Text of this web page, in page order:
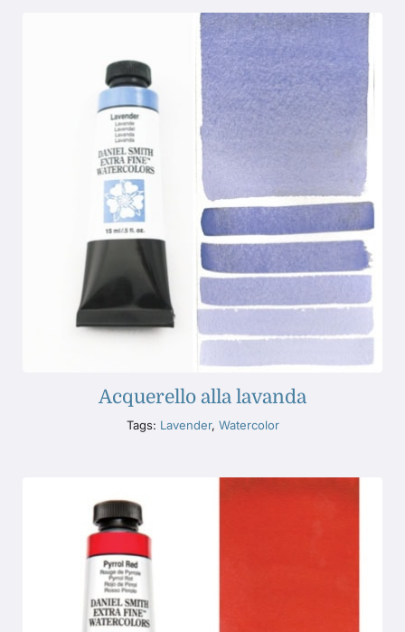
Acquerello alla lavanda
Tags: Lavender, Watercolor